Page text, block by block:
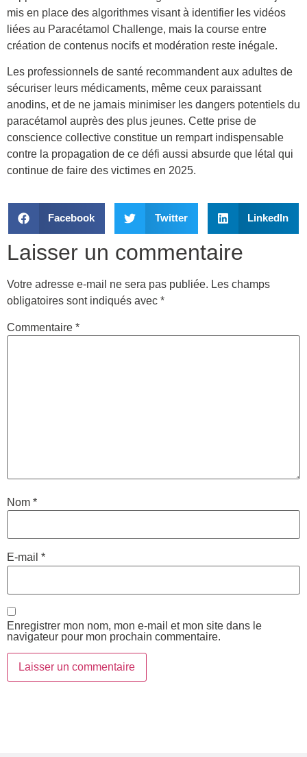
mis en place des algorithmes visant à identifier les vidéos
liées au Paracétamol Challenge, mais la course entre
création de contenus nocifs et modération reste inégale.
Les professionnels de santé recommandent aux adultes de
sécuriser leurs médicaments, même ceux paraissant
anodins, et de ne jamais minimiser les dangers potentiels du
paracétamol auprès des plus jeunes. Cette prise de
conscience collective constitue un rempart indispensable
contre la propagation de ce défi aussi absurde que létal qui
continue de faire des victimes en 2025.
Facebook Twitter LinkedIn
Laisser un commentaire
Votre adresse e-mail ne sera pas publiée. Les champs
obligatoires sont indiqués avec *
Commentaire *
Nom *
E-mail *
Enregistrer mon nom, mon e-mail et mon site dans le
navigateur pour mon prochain commentaire.